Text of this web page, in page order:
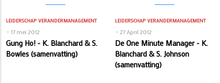
LEIDERSCHAP VERANDERMANAGEMENT
17 mei 2012
Gung Ho! - K. Blanchard & S.
Bowles (samenvatting)
LEIDERSCHAP VERANDERMANAGEMENT
27 April 2012
De One Minute Manager - K.
Blanchard & S. Johnson
(samenvatting)